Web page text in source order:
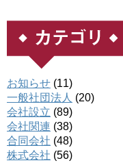
お知らせ (11)
一般社団法人 (20)
会社設立 (89)
会社関連 (38)
合同会社 (48)
株式会社 (56)